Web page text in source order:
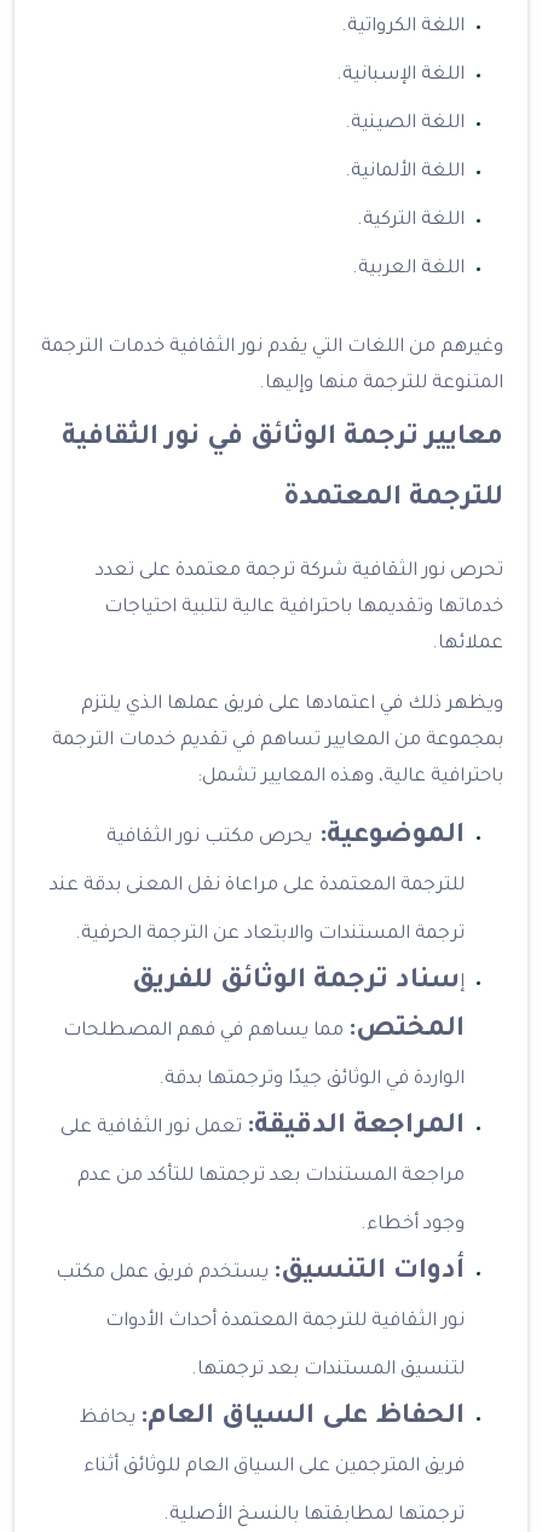
اللغة الكرواتية.
اللغة الإسبانية.
اللغة الصينية.
اللغة الألمانية.
اللغة التركية.
اللغة العربية.
وغيرهم من اللغات التي يقدم نور الثقافية خدمات الترجمة
المتنوعة للترجمة منها وإليها.
معايير ترجمة الوثائق في نور الثقافية
للترجمة المعتمدة
تحرص نور الثقافية شركة ترجمة معتمدة على تعدد
خدماتها وتقديمها باحترافية عالية لتلبية احتياجات
عملائها.
ويظهر ذلك في اعتمادها على فريق عملها الذي يلتزم
بمجموعة من المعايير تساهم في تقديم خدمات الترجمة
باحترافية عالية، وهذه المعايير تشمل:
الموضوعية: يحرص مكتب نور الثقافية
للترجمة المعتمدة على مراعاة نقل المعنى بدقة عند
ترجمة المستندات والابتعاد عن الترجمة الحرفية.
إسناد ترجمة الوثائق للفريق
المختص: مما يساهم في فهم المصطلحات
الواردة في الوثائق جيدًا وترجمتها بدقة.
المراجعة الدقيقة: تعمل نور الثقافية على
مراجعة المستندات بعد ترجمتها للتأكد من عدم
وجود أخطاء.
أدوات التنسيق: يستخدم فريق عمل مكتب
نور الثقافية للترجمة المعتمدة أحداث الأدوات
لتنسيق المستندات بعد ترجمتها.
الحفاظ على السياق العام: يحافظ
فريق المترجمين على السياق العام للوثائق أثناء
ترجمتها لمطابقتها بالنسخ الأصلية.